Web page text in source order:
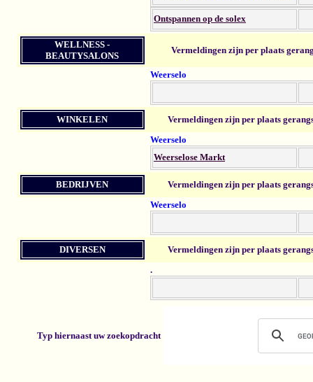
Ontspannen op de solex
WELLNESS -
BEAUTYSALONS
Vermeldingen zijn per plaats
Weerselo
WINKELEN
Vermeldingen zijn per plaats
Weerselo
Weerselose Markt
BEDRIJVEN
Vermeldingen zijn per plaats
Weerselo
DIVERSEN
Vermeldingen zijn per plaats
.
Typ hiernaast uw zoekopdracht